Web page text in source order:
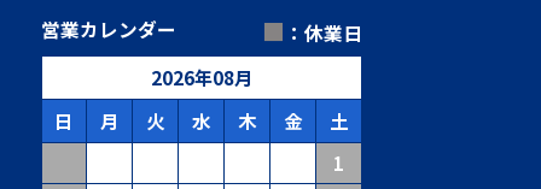
営業カレンダー ■ ：休業日
2026年08月
日
月 火 水 木 金 土
1